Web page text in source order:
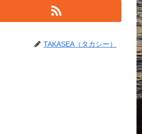
TAKASEA（タカシー）